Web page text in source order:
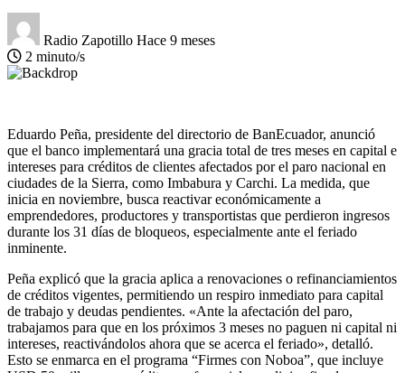
Radio Zapotillo Hace 9 meses
2 minuto/s
Eduardo Peña, presidente del directorio de BanEcuador, anunció
que el banco implementará una gracia total de tres meses en capital e
intereses para créditos de clientes afectados por el paro nacional en
ciudades de la Sierra, como Imbabura y Carchi. La medida, que
inicia en noviembre, busca reactivar económicamente a
emprendedores, productores y transportistas que perdieron ingresos
durante los 31 días de bloqueos, especialmente ante el feriado
inminente.
Peña explicó que la gracia aplica a renovaciones o refinanciamientos
de créditos vigentes, permitiendo un respiro inmediato para capital
de trabajo y deudas pendientes. «Ante la afectación del paro,
trabajamos para que en los próximos 3 meses no paguen ni capital ni
intereses, reactivándolos ahora que se acerca el feriado», detalló.
Esto se enmarca en el programa “Firmes con Noboa”, que incluye